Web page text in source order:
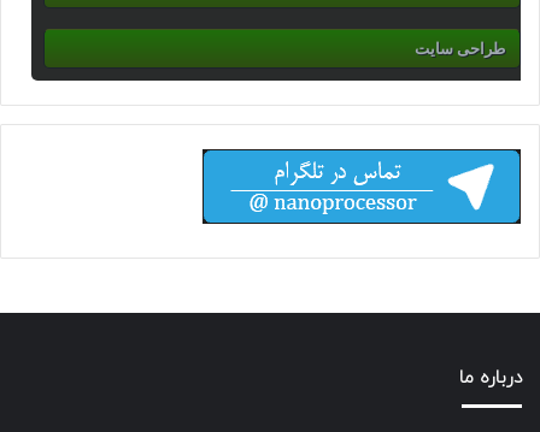
طراحی سایت
درباره ما